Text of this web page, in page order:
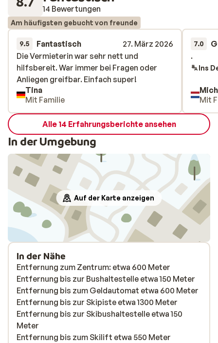
14 Bewertungen
Am häufigsten gebucht von freunde
9.5 Fantastisch
27. März 2026
Die Vermieterin war sehr nett und
hilfsbereit. War immer bei Fragen oder
Anliegen greifbar. Einfach super!
Die Vermieterin war sehr nett und
hilfsbereit. War immer bei Fragen oder
Anliegen greifbar. Einfach super!
Tina
Mit Familie
7.0
..
Ins
Mit
Alle 14 Erfahrungsberichte ansehen
In der Umgebung
Auf der Karte anzeigen
In der Nähe
Entfernung zum Zentrum: etwa 600 Meter
Entfernung bis zur Bushaltestelle etwa 150 Meter
Entfernung bis zum Geldautomat etwa 600 Meter
Entfernung bis zur Skipiste etwa 1300 Meter
Entfernung bis zur Skibushaltestelle etwa 150
Meter
Entfernung bis zum Skilift etwa 550 Meter